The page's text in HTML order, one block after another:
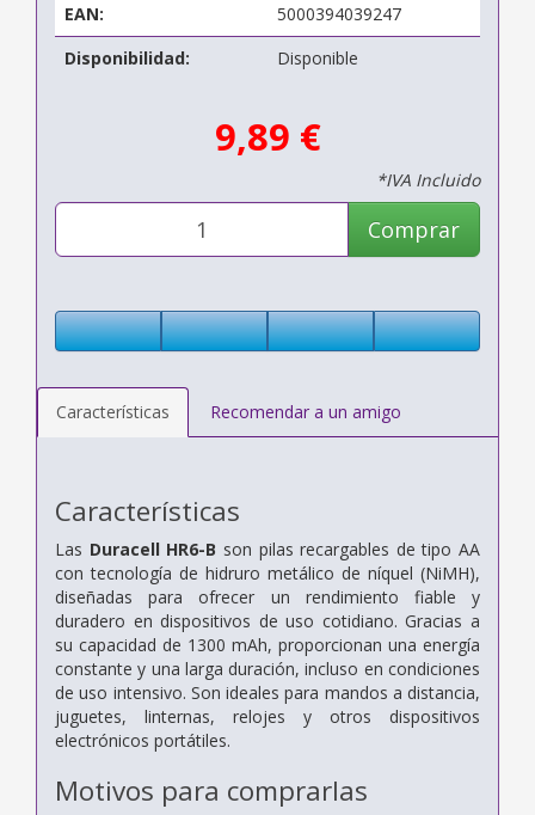
EAN:
5000394039247
Disponibilidad:
Disponible
9,89 €
*IVA Incluido
Comprar
Características Recomendar a un amigo
Características
Las Duracell HR6-B son pilas recargables de tipo AA
con tecnología de hidruro metálico de níquel (NiMH),
diseñadas para ofrecer un rendimiento fiable y
duradero en dispositivos de uso cotidiano. Gracias a
su capacidad de 1300 mAh, proporcionan una energía
constante y una larga duración, incluso en condiciones
de uso intensivo. Son ideales para mandos a distancia,
juguetes, linternas, relojes y otros dispositivos
electrónicos portátiles.
Motivos para comprarlas